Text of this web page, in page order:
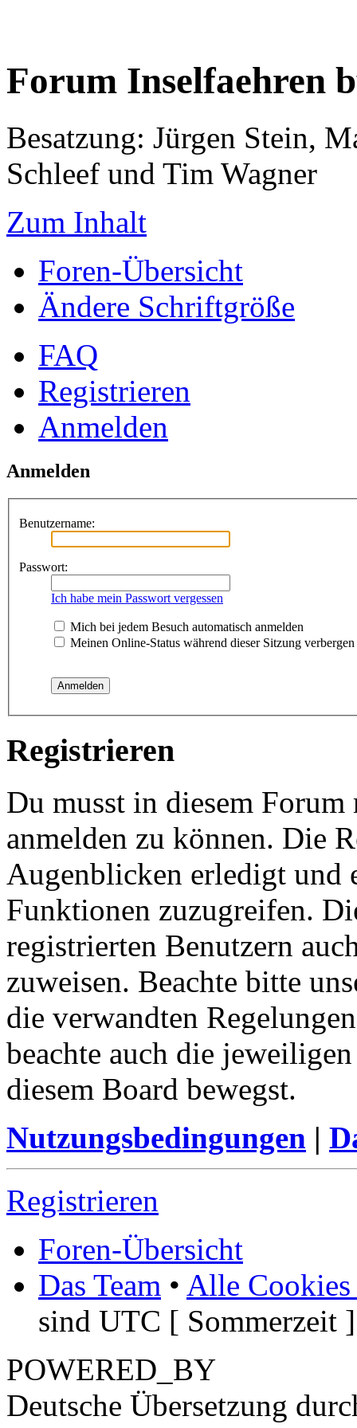
Forum Inselfaehren
Besatzung: Jürgen Stein,
Schleef und Tim Wagner
Zum Inhalt
Foren-Übersicht
Ändere Schriftgröße
FAQ
Registrieren
Anmelden
Anmelden
Benutzername:
Passwort:
Ich habe mein Passwort vergessen
Mich bei jedem Besuch automatisch anmelden
Meinen Online-Status während dieser Sitzung verbergen
Registrieren
Du musst in diesem
anmelden zu können. Die
Augenblicken erledigt und
Funktionen zuzugreifen.
registrierten Benutzern
zuweisen. Beachte bitte
die verwandten
beachte auch die
diesem Board bewegst.
Nutzungsbedingungen |
Registrieren
Foren-Übersicht
Das Team • Alle Cookies
sind UTC [ Sommerzeit ]
POWERED_BY
Deutsche Übersetzung